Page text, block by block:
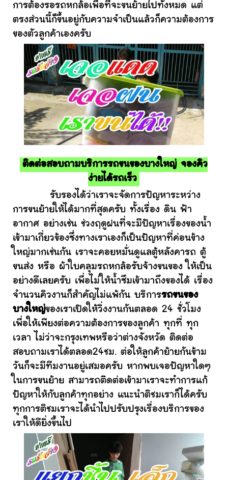
การต้องรอรถหกล้อเพื่อที่จะขนย้ายไปทั้งหมด แต่
ตรงส่วนนี้ก็ขึ้นอยู่กับความจำเป็นแล้วก็ความต้องการ
ของตัวลูกค้าเองครับ
ติดต่อสอบถามบริการรถขนของบางใหญ่ จองคิว
ง่ายได้รถเร็ว
รับรองได้ว่าเราจะจัดการปัญหาระหว่าง
การขนย้ายให้ได้มากที่สุดครับ ทั้งเรื่อง ดิน ฟ้า
อากาศ อย่างเช่น ช่วงฤดูฝนที่จะมีปัญหาเรื่องของน้ำ
เข้ามาเกี่ยวข้องซึ่งทางเราเองก็เป็นปัญหาที่ค่อนข้าง
ใหญ่มากเช่นกัน เราจะคอยหมั่นดูแลตู้หลังคารถ ตู้
ขนส่ง หรือ ผ้าใบคลุมรถหกล้อรับจ้างขนของ ให้เป็น
อย่างดีเลยครับ เพื่อไม่ให้น้ำซึมเข้ามาถึงของได้ เรื่อง
จำนวนคิวงานก็สำคัญไม่แพ้กัน บริการรถขนของ
บางใหญ่ของเราเปิดให้วิ่งงานกันตลอด 24 ชั่วโมง
เพื่อให้เพียงต่อความต้องการของลูกค้า ทุกที่ ทุก
เวลา ไม่ว่าจะกรุงเทพหรือว่าต่างจังหวัด ติดต่อ
สอบถามเราได้ตลอด24ชม. ต่อให้ลูกค้าย้ายกันข้าม
วันก็จะมีทีมงานอยู่เสมอครับ หากพบเจอปัญหาใดๆ
ในการขนย้าย สามารถติดต่อเข้ามาเราจะทำการแก้
ปัญหาให้กับลูกค้าทุกอย่าง แนะนำติชมเราก็ได้ครับ
ทุกการติชมเราจะได้นำไปปรับปรุงเรื่องบริการของ
เราให้ดียิ่งขึ้นไป